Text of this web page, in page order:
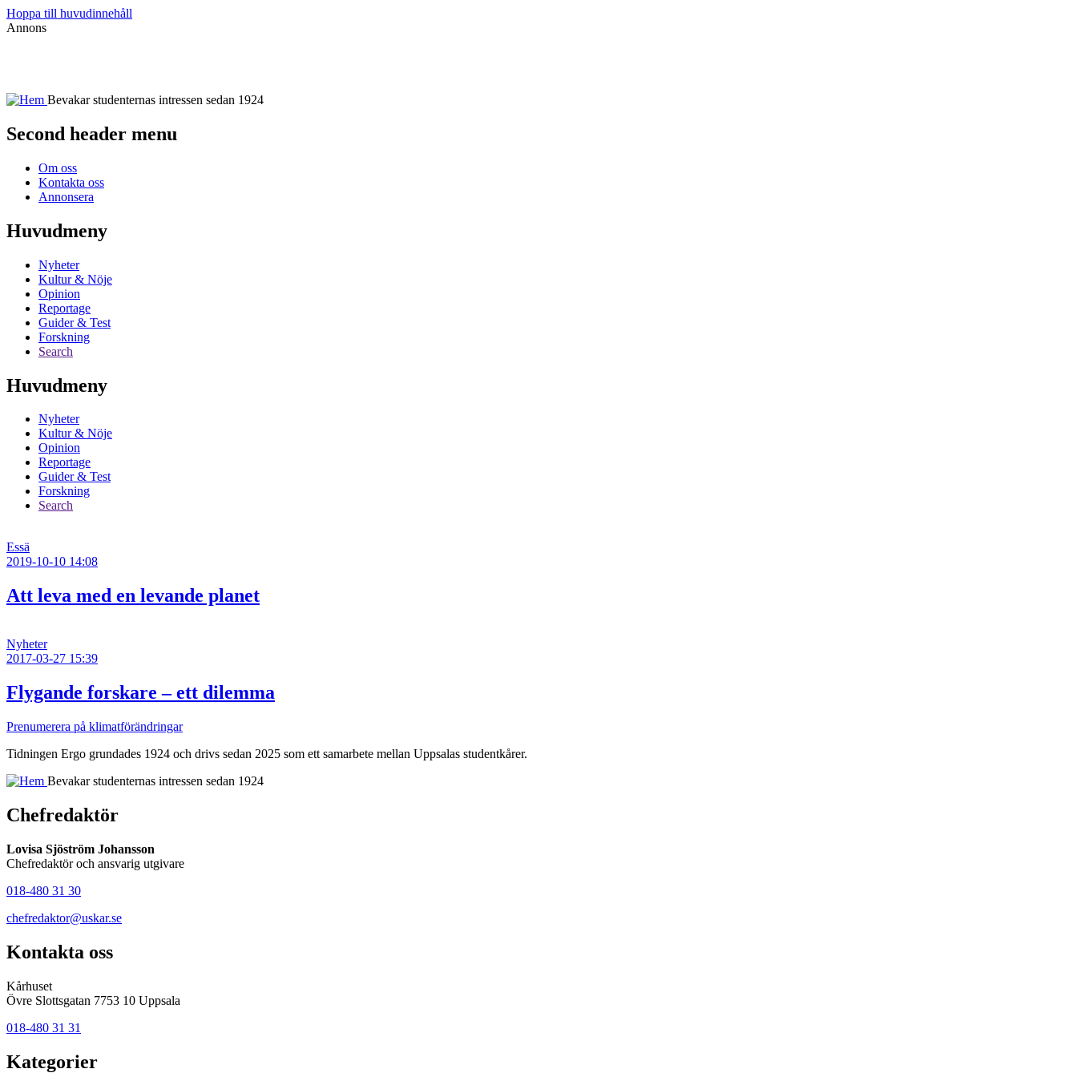
Hoppa till huvudinnehåll
Annons
Bevakar studenternas intressen sedan 1924
Second header menu
Om oss
Kontakta oss
Annonsera
Huvudmeny
Nyheter
Kultur & Nöje
Opinion
Reportage
Guider & Test
Forskning
Search
Huvudmeny
Nyheter
Kultur & Nöje
Opinion
Reportage
Guider & Test
Forskning
Search
Essä
2019-10-10 14:08
Att leva med en levande planet
Nyheter
2017-03-27 15:39
Flygande forskare – ett dilemma
Prenumerera på klimatförändringar
Tidningen Ergo grundades 1924 och drivs sedan 2025 som ett samarbete mellan Uppsalas studentkårer.
Bevakar studenternas intressen sedan 1924
Chefredaktör
Lovisa Sjöström Johansson
Chefredaktör och ansvarig utgivare
018-480 31 30
chefredaktor@uskar.se
Kontakta oss
Kårhuset
Övre Slottsgatan 7753 10 Uppsala
018-480 31 31
Kategorier